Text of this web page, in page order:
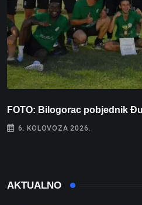
FOTO: Bilogorac pobjednik
6. KOLOVOZA 2026.
AKTUALNO